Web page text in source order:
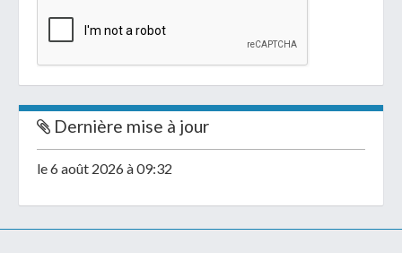
Dernière mise à jour
le 6 août 2026 à 09:32